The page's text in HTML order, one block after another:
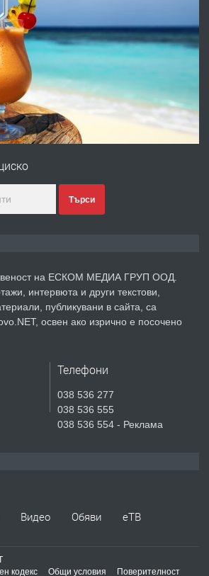
Давам гараж под наем
преди 3 дни
№4120 Магазин/Офис под наем в кв.
градската градина!
преди 4 дни
Продавам парцел в гр. Хасково кв.
СГЛОБЯВАНЕ НА МЕБЕЛИ.
№4119 Едностаен обзаведен
Търси
на ЕСКОМ МЕДИА ГРУП ООД.
интервюта и други текстови,
публикувани в сайта, са
освен ако изрично е посочено
Телефони
038 536 277
038 536 555
038 536 554 - Реклама
Видео Обяви
еТВ
кодекс Общи условия Поверителност